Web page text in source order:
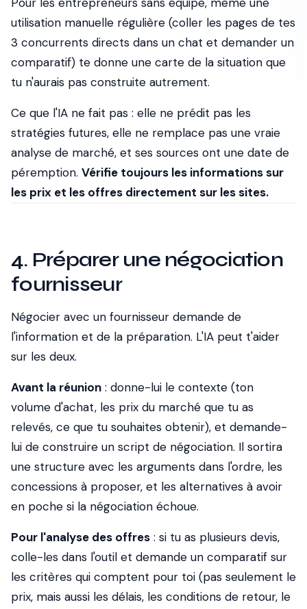
utilisation manuelle régulière (coller les pages de tes
3 concurrents directs dans un chat et demander un
comparatif) te donne une carte de la situation que
tu n'aurais pas construite autrement.
Ce que l'IA ne fait pas : elle ne prédit pas les
stratégies futures, elle ne remplace pas une vraie
analyse de marché, et ses sources ont une date de
péremption. Vérifie toujours les informations sur
les prix et les offres directement sur les sites.
4. Préparer une négociation
fournisseur
Négocier avec un fournisseur demande de
l'information et de la préparation. L'IA peut t'aider
sur les deux.
Avant la réunion : donne-lui le contexte (ton
volume d'achat, les prix du marché que tu as
relevés, ce que tu souhaites obtenir), et demande-
lui de construire un script de négociation. Il sortira
une structure avec les arguments dans l'ordre, les
concessions à proposer, et les alternatives à avoir
en poche si la négociation échoue.
Pour l'analyse des offres : si tu as plusieurs devis,
colle-les dans l'outil et demande un comparatif sur
les critères qui comptent pour toi (pas seulement le
prix, mais aussi les délais, les conditions de retour, le